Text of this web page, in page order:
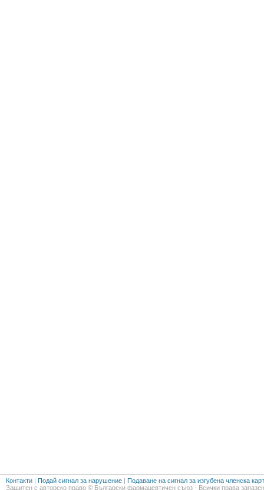
Контакти | Подай сигнал за нарушение | Подаване на сигнал за изгубена членска
Защитен с авторско право © Български фармацевтичен съюз - Всички права